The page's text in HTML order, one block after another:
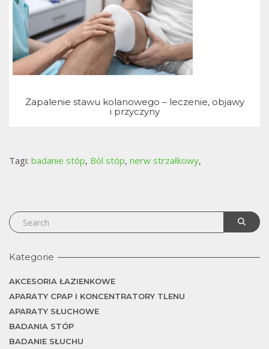
Zapalenie stawu kolanowego – leczenie, objawy
i przyczyny
Tagi: badanie stóp, Ból stóp, nerw strzałkowy,
Kategorie
AKCESORIA ŁAZIENKOWE
APARATY CPAP I KONCENTRATORY TLENU
APARATY SŁUCHOWE
BADANIA STÓP
BADANIE SŁUCHU